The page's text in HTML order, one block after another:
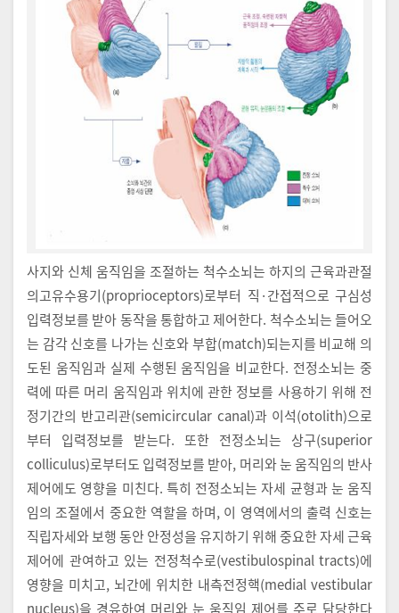
사지와 신체 움직임을 조절하는 척수소뇌는 하지의 근육과관절
의고유수용기(proprioceptors)로부터 직·간접적으로 구심성
입력정보를 받아 동작을 통합하고 제어한다. 척수소뇌는 들어오
는 감각 신호를 나가는 신호와 부합(match)되는지를 비교해 의
도된 움직임과 실제 수행된 움직임을 비교한다. 전정소뇌는 중
력에 따른 머리 움직임과 위치에 관한 정보를 사용하기 위해 전
정기간의 반고리관(semicircular canal)과 이석(otolith)으로
부터 입력정보를 받는다. 또한 전정소뇌는 상구(superior
colliculus)로부터도 입력정보를 받아, 머리와 눈 움직임의 반사
제어에도 영향을 미친다. 특히 전정소뇌는 자세 균형과 눈 움직
임의 조절에서 중요한 역할을 하며, 이 영역에서의 출력 신호는
직립자세와 보행 동안 안정성을 유지하기 위해 중요한 자세 근육
제어에 관여하고 있는 전정척수로(vestibulospinal tracts)에
영향을 미치고, 뇌간에 위치한 내측전정핵(medial vestibular
nucleus)을 경유하여 머리와 눈 움직임 제어를 주로 담당한다